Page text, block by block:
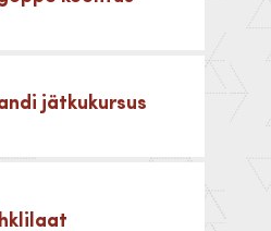
jätkukursus